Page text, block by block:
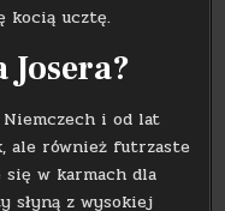
kocią ucztę.
Josera?
Niemczech i od lat
ale również futrzaste
się w karmach dla
słyną z wysokiej